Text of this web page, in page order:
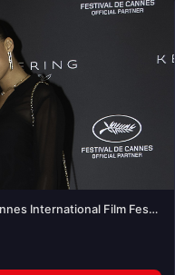
Paola Locatelli And Malou Khebizi — Cannes International Film Festival